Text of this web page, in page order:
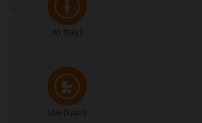
AS (Italy)
Lola (Spain)